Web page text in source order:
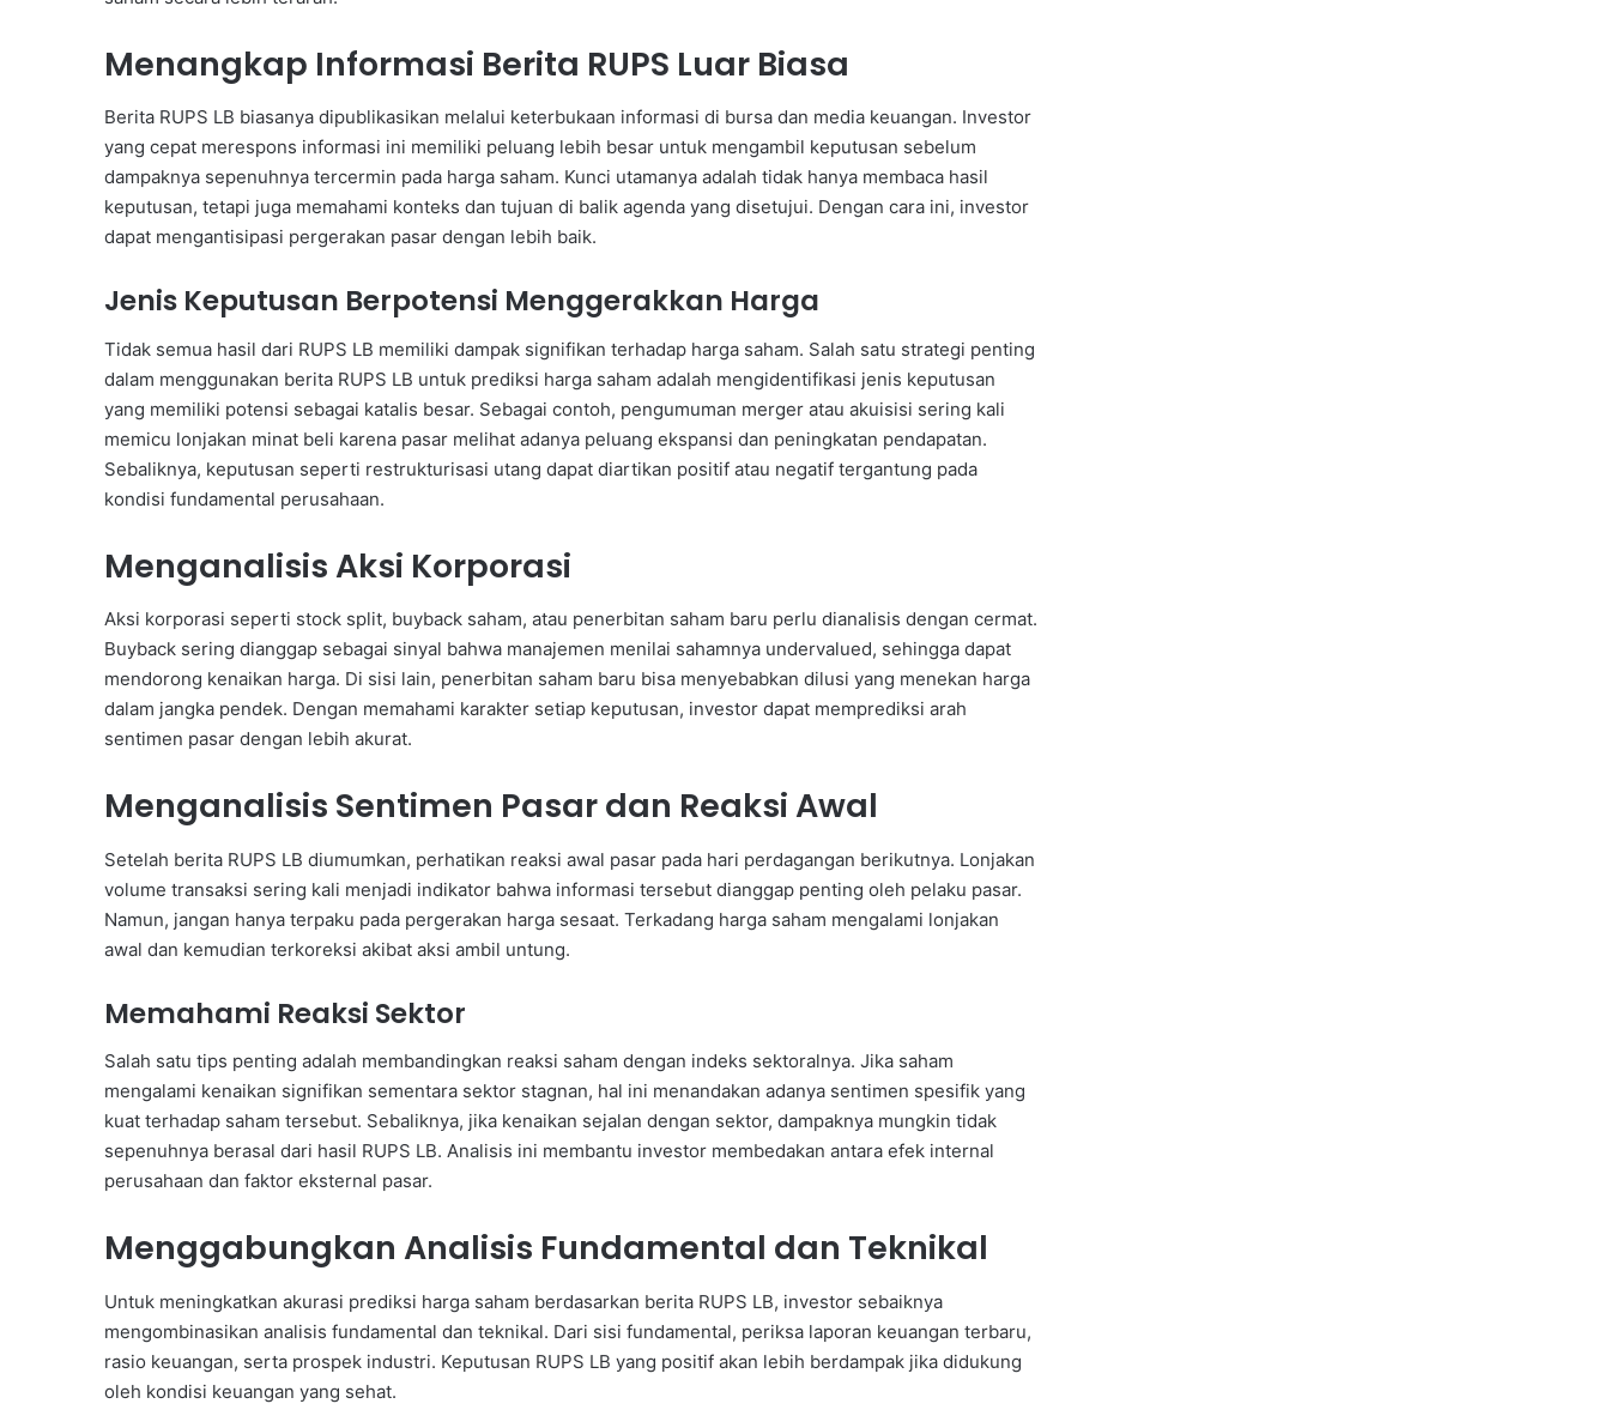
Menangkap Informasi Berita RUPS Luar Biasa
Berita RUPS LB biasanya dipublikasikan melalui keterbukaan informasi di bursa dan media keuangan. Investor
yang cepat merespons informasi ini memiliki peluang lebih besar untuk mengambil keputusan sebelum
dampaknya sepenuhnya tercermin pada harga saham. Kunci utamanya adalah tidak hanya membaca hasil
keputusan, tetapi juga memahami konteks dan tujuan di balik agenda yang disetujui. Dengan cara ini, investor
dapat mengantisipasi pergerakan pasar dengan lebih baik.
Jenis Keputusan Berpotensi Menggerakkan Harga
Tidak semua hasil dari RUPS LB memiliki dampak signifikan terhadap harga saham. Salah satu strategi penting
dalam menggunakan berita RUPS LB untuk prediksi harga saham adalah mengidentifikasi jenis keputusan
yang memiliki potensi sebagai katalis besar. Sebagai contoh, pengumuman merger atau akuisisi sering kali
memicu lonjakan minat beli karena pasar melihat adanya peluang ekspansi dan peningkatan pendapatan.
Sebaliknya, keputusan seperti restrukturisasi utang dapat diartikan positif atau negatif tergantung pada
kondisi fundamental perusahaan.
Menganalisis Aksi Korporasi
Aksi korporasi seperti stock split, buyback saham, atau penerbitan saham baru perlu dianalisis dengan cermat.
Buyback sering dianggap sebagai sinyal bahwa manajemen menilai sahamnya undervalued, sehingga dapat
mendorong kenaikan harga. Di sisi lain, penerbitan saham baru bisa menyebabkan dilusi yang menekan harga
dalam jangka pendek. Dengan memahami karakter setiap keputusan, investor dapat memprediksi arah
sentimen pasar dengan lebih akurat.
Menganalisis Sentimen Pasar dan Reaksi Awal
Setelah berita RUPS LB diumumkan, perhatikan reaksi awal pasar pada hari perdagangan berikutnya. Lonjakan
volume transaksi sering kali menjadi indikator bahwa informasi tersebut dianggap penting oleh pelaku pasar.
Namun, jangan hanya terpaku pada pergerakan harga sesaat. Terkadang harga saham mengalami lonjakan
awal dan kemudian terkoreksi akibat aksi ambil untung.
Memahami Reaksi Sektor
Salah satu tips penting adalah membandingkan reaksi saham dengan indeks sektoralnya. Jika saham
mengalami kenaikan signifikan sementara sektor stagnan, hal ini menandakan adanya sentimen spesifik yang
kuat terhadap saham tersebut. Sebaliknya, jika kenaikan sejalan dengan sektor, dampaknya mungkin tidak
sepenuhnya berasal dari hasil RUPS LB. Analisis ini membantu investor membedakan antara efek internal
perusahaan dan faktor eksternal pasar.
Menggabungkan Analisis Fundamental dan Teknikal
Untuk meningkatkan akurasi prediksi harga saham berdasarkan berita RUPS LB, investor sebaiknya
mengombinasikan analisis fundamental dan teknikal. Dari sisi fundamental, periksa laporan keuangan terbaru,
rasio keuangan, serta prospek industri. Keputusan RUPS LB yang positif akan lebih berdampak jika didukung
oleh kondisi keuangan yang sehat.